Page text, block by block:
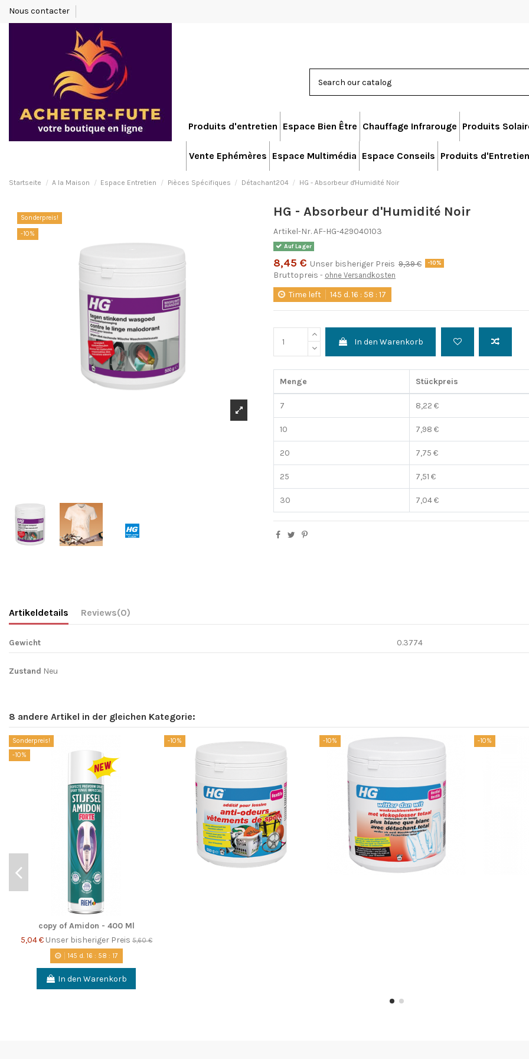
Nous contacter
Produits d'entretien Espace Bien Être Chauffage Infrarouge Produits
Vente Ephémères Espace Multimédia Espace Conseils Produits d'Entretien
Startseite A la Maison Espace Entretien Pièces Spécifiques Détachant204 HG - Absorbeur d'Humidité Noir
Sonderpreis!
-10%
HG - Absorbeur d'Humidité Noir
Artikel-Nr.AF-HG-429040103
Auf Lager
8,45 € Unser bisheriger Preis 9,39 € -10%
Bruttopreis ohne Versandkosten
Time left 145 d.16 : 58 :16
In den Warenkorb
Menge Stückpreis
7 8,22 €
10 7,98 €
20 7,75 €
25 7,51 €
30 7,04 €
Artikeldetails Reviews(0)
Gewicht 0.3774
Zustand Neu
8 andere Artikel in der gleichen Kategorie:
Sonderpreis!
-10%
copy of Amidon - 400 Ml
5,04 € Unser bisheriger Preis 5,60 €
145 d. 16 : 58 : 16
In den Warenkorb
-10% -10% -10%